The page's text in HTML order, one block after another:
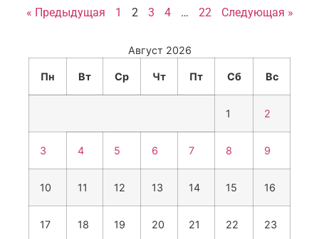
« Предыдущая 1 2 3 4 … 22 Следующая »
Август 2026
Пн Вт Ср Чт Пт Сб Вс
1 2
3 4 5 6 7 8 9
10 11 12 13 14 15 16
17 18 19 20 21 22 23